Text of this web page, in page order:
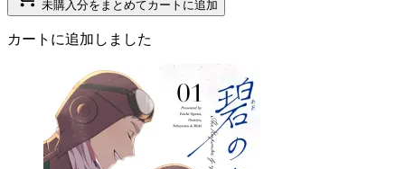
未購入分をまとめてカートに追加
カートに追加しました